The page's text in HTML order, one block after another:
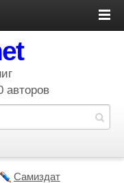
авторов
Самиздат